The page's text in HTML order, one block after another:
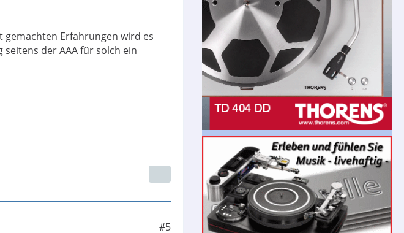
gemachten Erfahrungen wird es
der AAA für solch ein
#5